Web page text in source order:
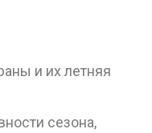
и их летняя
сезона,